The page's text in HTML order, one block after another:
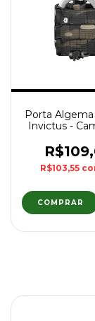
Porta
Invictus -
R$103,55